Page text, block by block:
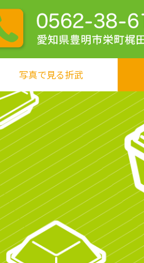
写真で見る折武